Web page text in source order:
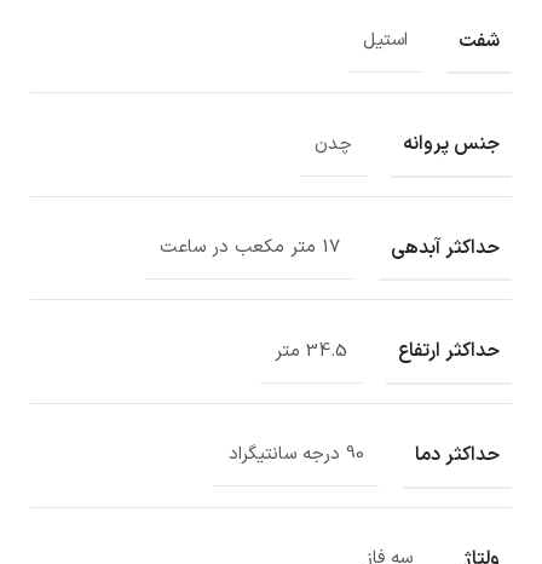
شفت استیل
جنس پروانه چدن
حداکثر آبدهی 17 متر مکعب در ساعت
حداکثر ارتفاع 34.5 متر
حداکثر دما 90 درجه سانتیگراد